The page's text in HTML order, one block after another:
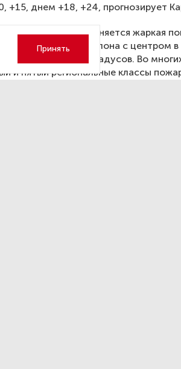
+15, днем +18, +24, прогнозирует
области сохраняется жаркая
периферия антициклона с центром
составит +23, +28 градусов. Во
и пятый региональные классы
Принять